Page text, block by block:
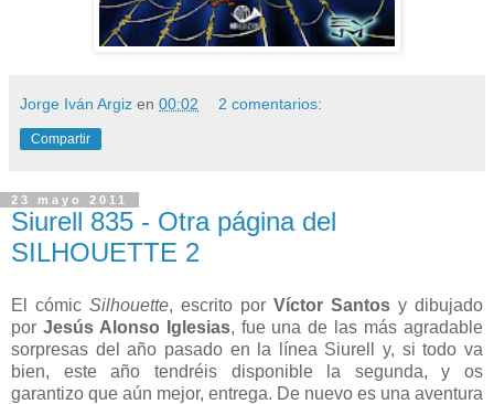
Jorge Iván Argiz en 00:02 2 comentarios:
Compartir
23 mayo 2011
Siurell 835 - Otra página del
SILHOUETTE 2
El cómic Silhouette, escrito por Víctor Santos y dibujado
por Jesús Alonso Iglesias, fue una de las más agradable
sorpresas del año pasado en la línea Siurell y, si todo va
bien, este año tendréis disponible la segunda, y os
garantizo que aún mejor, entrega. De nuevo es una aventura